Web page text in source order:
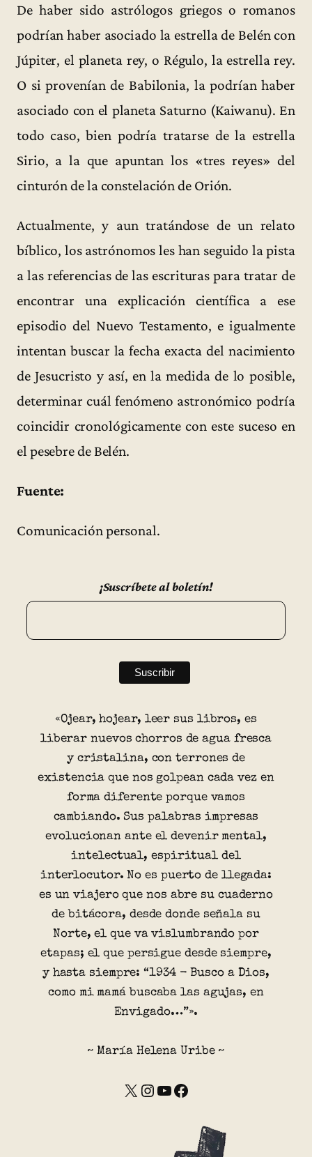
De haber sido astrólogos griegos o romanos
podrían haber asociado la estrella de Belén con
Júpiter, el planeta rey, o Régulo, la estrella rey.
O si provenían de Babilonia, la podrían haber
asociado con el planeta Saturno (Kaiwanu). En
todo caso, bien podría tratarse de la estrella
Sirio, a la que apuntan los «tres reyes» del
cinturón de la constelación de Orión.
Actualmente, y aun tratándose de un relato
bíblico, los astrónomos les han seguido la pista
a las referencias de las escrituras para tratar de
encontrar una explicación científica a ese
episodio del Nuevo Testamento, e igualmente
intentan buscar la fecha exacta del nacimiento
de Jesucristo y así, en la medida de lo posible,
determinar cuál fenómeno astronómico podría
coincidir cronológicamente con este suceso en
el pesebre de Belén.
Fuente:
Comunicación personal.
¡Suscríbete al boletín!
«Ojear, hojear, leer sus libros, es
liberar nuevos chorros de agua fresca
y cristalina, con terrones de
existencia que nos golpean cada vez en
forma diferente porque vamos
cambiando. Sus palabras impresas
evolucionan ante el devenir mental,
intelectual, espiritual del
interlocutor. No es puerto de llegada:
es un viajero que nos abre su cuaderno
de bitácora, desde donde señala su
Norte, el que va vislumbrando por
etapas; el que persigue desde siempre,
y hasta siempre: “1934 - Busco a Dios,
como mi mamá buscaba las agujas, en
Envigado…”».
~ María Helena Uribe ~
X Instagram YouTube Facebook